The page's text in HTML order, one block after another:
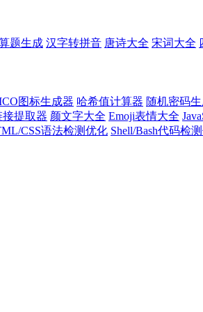
题生成 汉字转拼音 唐诗大全 宋词大全
图标生成器 哈希值计算器 随机密码
接提取器 颜文字大全 Emoji表情大全
CSS语法检测优化 Shell/Bash代码检